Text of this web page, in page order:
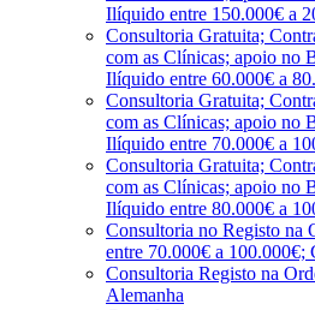
Ilíquido entre 150.000€ a
Consultoria Gratuita;
com as Clínicas; apoio no
Ilíquido entre 60.000€ a
Consultoria Gratuita;
com as Clínicas; apoio no
Ilíquido entre 70.000€ a
Consultoria Gratuita;
com as Clínicas; apoio no
Ilíquido entre 80.000€ a
Consultoria no Registo na
entre 70.000€ a 100.000€;
Consultoria Registo na
Alemanha